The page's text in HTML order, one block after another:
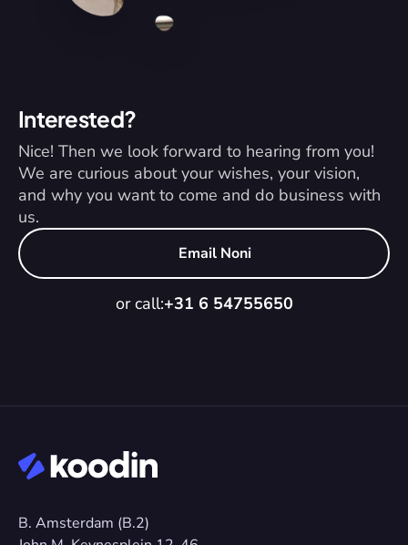
Interested?
Nice! Then we look forward to hearing from you!
We are curious about your wishes, your vision,
and why you want to come and do business with
us.
Email Noni
or call:+31 6 54755650
B. Amsterdam (B.2)